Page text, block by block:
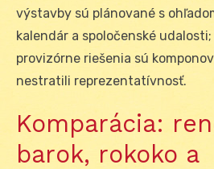
výstavby sú plánované s
kalendár a spoločenské
provizórne riešenia sú
nestratili reprezentatívnosť.
Komparácia:
barok, rokoko a